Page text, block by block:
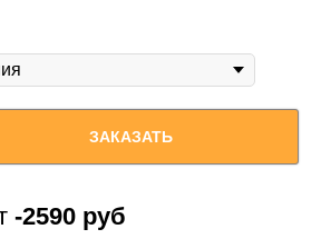
ЗАКАЗАТЬ
-2590 руб